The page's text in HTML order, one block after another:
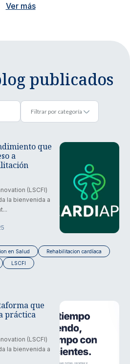
Ver más
publicados
que
a
(LSCFI)
la bienvenida a
en Salud
Rehabilitacion cardíaca
LSCFI
que
práctica
(LSCFI)
la bienvenida a